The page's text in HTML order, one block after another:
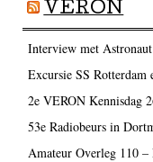
VERON
Interview met
Excursie SS Rotterdam
2e VERON Kennisdag
53e Radiobeurs in
Amateur Overleg 110 –